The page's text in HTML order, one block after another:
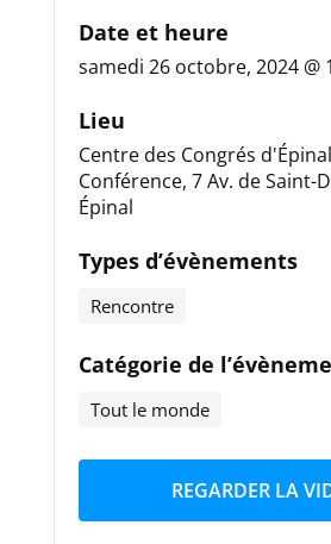
Date et heure
samedi 26 octobre, 2024 @
Lieu
Centre des Congrés
Conférence, 7 Av. de Saint-
Épinal
Types d’évènements
Rencontre
Catégorie de
Tout le monde
REGARDER LA